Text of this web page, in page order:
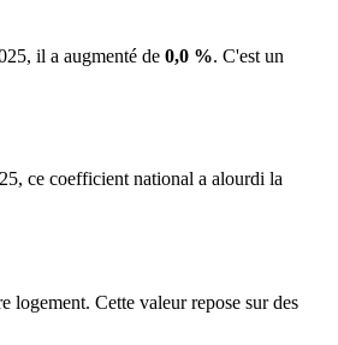
il a augmenté de 0,0 %. C'est un
ce coefficient national a alourdi la
Cette valeur repose sur des